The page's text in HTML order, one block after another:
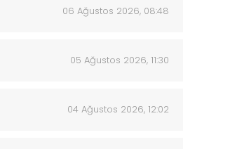
06 Ağustos 2026, 08:48
05 Ağustos 2026, 11:30
04 Ağustos 2026, 12:02